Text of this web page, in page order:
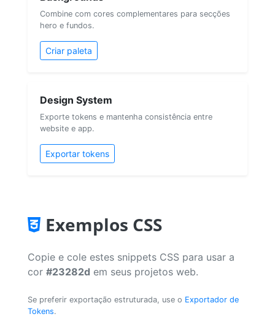
Combine com cores complementares para secções
hero e fundos.
Criar paleta
Design System
Exporte tokens e mantenha consistência entre
website e app.
Exportar tokens
Exemplos CSS
Copie e cole estes snippets CSS para usar a
cor #23282d em seus projetos web.
Se preferir exportação estruturada, use o Exportador de
Tokens.